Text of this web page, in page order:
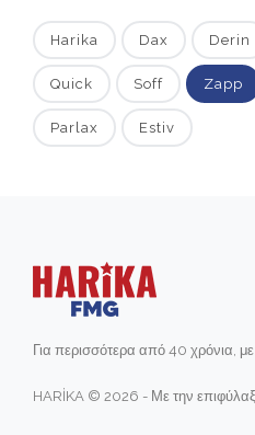
Harika Dax Derin
Quick Soff Zapp
Parlax Estiv
Για περισσότερα από 40 χρόνια,
HARİKA © 2026 - Με την